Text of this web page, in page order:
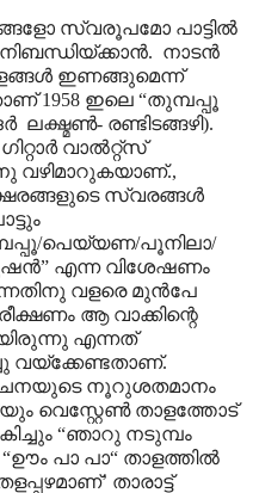
സ്വരൂപമോ പാട്ടിൽ
നാടൻ
ഇണങ്ങുമെന്ന്
1958 ഇലെ “തുമ്പപ്പൂ
രണ്ടിടങ്ങഴി).
വാൽറ്റ്സ്
വഴിമാറുകയാണ്.,
സ്വരങ്ങൾ
പെയ്യണ/പൂനിലാ/
എന്ന വിശേഷണം
വളരെ മുൻപേ
ആ വാക്കിന്റെ
എന്നത്
വയ്ക്കേണ്ടതാണ്.
നൂറുശതമാനം
വെസ്റ്റേൺ താളത്തോട്
“ഞാറു നടുമ്പം
പാ പാ“ താളത്തിൽ
താരാട്ട്